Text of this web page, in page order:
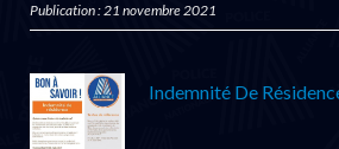
Publication : 21 novembre 2021
Indemnité De